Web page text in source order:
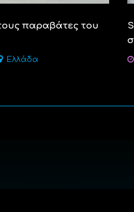
παραβάτες του
Ελλάδα